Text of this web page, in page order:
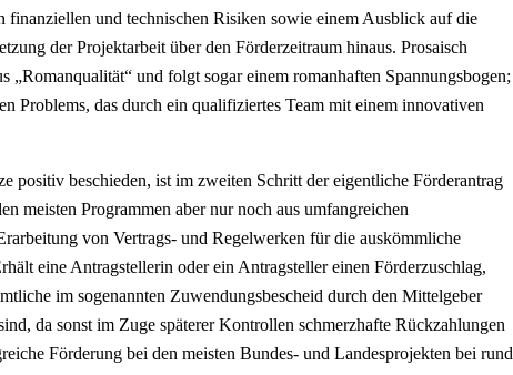
finanziellen und technischen Risiken sowie einem Ausblick auf die
der Projektarbeit über den Förderzeitraum hinaus. Prosaisch
„Romanqualität“ und folgt sogar einem romanhaften Spannungsbogen;
Problems, das durch ein qualifiziertes Team mit einem innovativen
positiv beschieden, ist im zweiten Schritt der eigentliche Förderantrag
meisten Programmen aber nur noch aus umfangreichen
von Vertrags- und Regelwerken für die auskömmliche
eine Antragstellerin oder ein Antragsteller einen Förderzuschlag,
im sogenannten Zuwendungsbescheid durch den Mittelgeber
da sonst im Zuge späterer Kontrollen schmerzhafte Rückzahlungen
Förderung bei den meisten Bundes- und Landesprojekten bei rund